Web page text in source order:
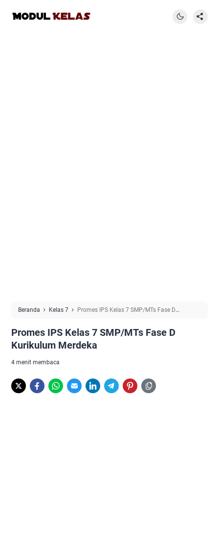
Beranda Kelas 7
Promes IPS Kelas 7 SMP/MTs Fase D
Promes IPS Kelas 7 SMP/MTs Fase D
Kurikulum Merdeka
4 menit membaca